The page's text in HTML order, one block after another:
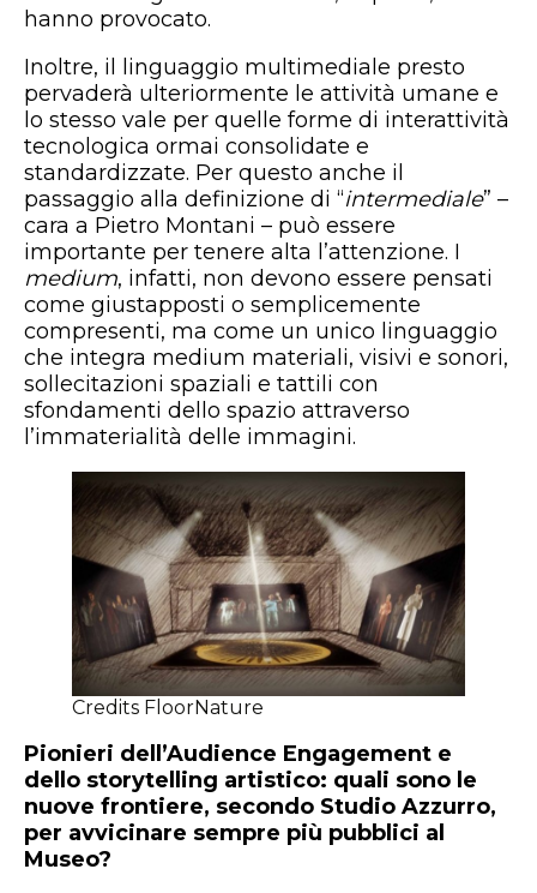
hanno provocato.
Inoltre, il linguaggio multimediale presto
pervaderà ulteriormente le attività umane e
lo stesso vale per quelle forme di interattività
tecnologica ormai consolidate e
standardizzate. Per questo anche il
passaggio alla definizione di “intermediale” –
cara a Pietro Montani – può essere
importante per tenere alta l’attenzione. I
medium, infatti, non devono essere pensati
come giustapposti o semplicemente
compresenti, ma come un unico linguaggio
che integra medium materiali, visivi e sonori,
sollecitazioni spaziali e tattili con
sfondamenti dello spazio attraverso
l’immaterialità delle immagini.
Credits FloorNature
Pionieri dell’Audience Engagement e
dello storytelling artistico: quali sono le
nuove frontiere, secondo Studio Azzurro,
per avvicinare sempre più pubblici al
Museo?